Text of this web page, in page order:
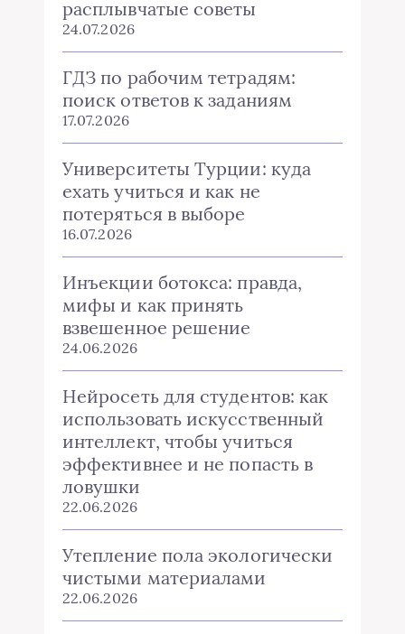
расплывчатые советы
24.07.2026
ГДЗ по рабочим тетрадям:
поиск ответов к заданиям
17.07.2026
Университеты Турции: куда
ехать учиться и как не
потеряться в выборе
16.07.2026
Инъекции ботокса: правда,
мифы и как принять
взвешенное решение
24.06.2026
Нейросеть для студентов: как
использовать искусственный
интеллект, чтобы учиться
эффективнее и не попасть в
ловушки
22.06.2026
Утепление пола экологически
чистыми материалами
22.06.2026